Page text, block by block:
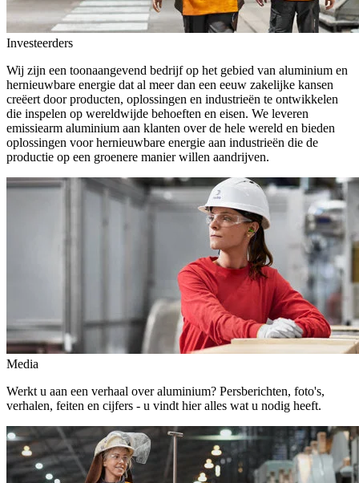
Investeerders
Wij zijn een toonaangevend bedrijf op het gebied van aluminium en
hernieuwbare energie dat al meer dan een eeuw zakelijke kansen
creëert door producten, oplossingen en industrieën te ontwikkelen
die inspelen op wereldwijde behoeften en eisen. We leveren
emissiearm aluminium aan klanten over de hele wereld en bieden
oplossingen voor hernieuwbare energie aan industrieën die de
productie op een groenere manier willen aandrijven.
Media
Werkt u aan een verhaal over aluminium? Persberichten, foto's,
verhalen, feiten en cijfers - u vindt hier alles wat u nodig heeft.